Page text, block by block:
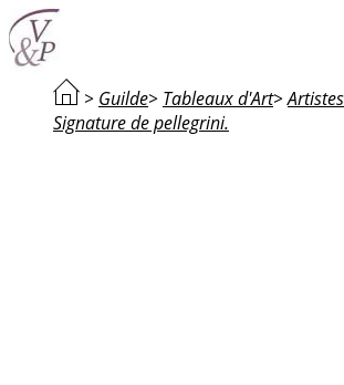
> Guilde> Tableaux d'Art>
Signature de pellegrini.